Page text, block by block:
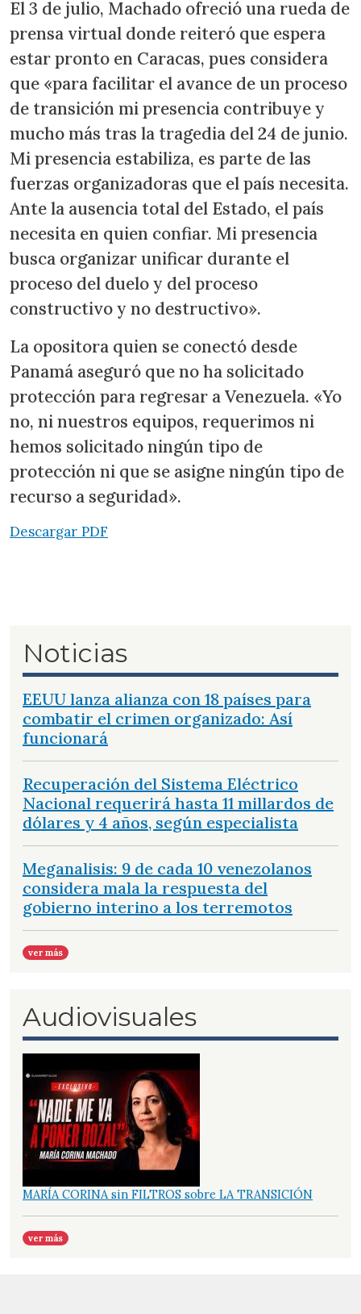
El 3 de julio, Machado ofreció una rueda de
prensa virtual donde reiteró que espera
estar pronto en Caracas, pues considera
que «para facilitar el avance de un proceso
de transición mi presencia contribuye y
mucho más tras la tragedia del 24 de junio.
Mi presencia estabiliza, es parte de las
fuerzas organizadoras que el país necesita.
Ante la ausencia total del Estado, el país
necesita en quien confiar. Mi presencia
busca organizar unificar durante el
proceso del duelo y del proceso
constructivo y no destructivo».
La opositora quien se conectó desde
Panamá aseguró que no ha solicitado
protección para regresar a Venezuela. «Yo
no, ni nuestros equipos, requerimos ni
hemos solicitado ningún tipo de
protección ni que se asigne ningún tipo de
recurso a seguridad».
Descargar PDF
Noticias
EEUU lanza alianza con 18 países para
combatir el crimen organizado: Así
funcionará
Recuperación del Sistema Eléctrico
Nacional requerirá hasta 11 millardos de
dólares y 4 años, según especialista
Meganalisis: 9 de cada 10 venezolanos
considera mala la respuesta del
gobierno interino a los terremotos
ver más
Audiovisuales
MARÍA CORINA sin FILTROS sobre LA TRANSICIÓN
ver más